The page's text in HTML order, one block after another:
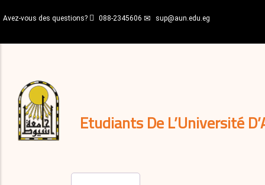
au
principal
Avez-vous des questions? 088-2345606 sup@aun.edu.eg
Etudiants De L’Université
décisions
Expatriés
Journal